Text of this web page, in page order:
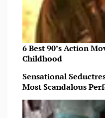
6 Best 90’s Action
Childhood
Sensational
Most Scandalous